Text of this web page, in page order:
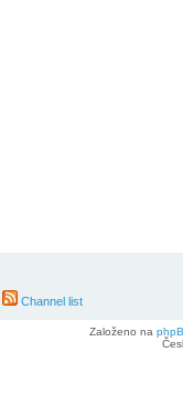
Channel list
Založeno na